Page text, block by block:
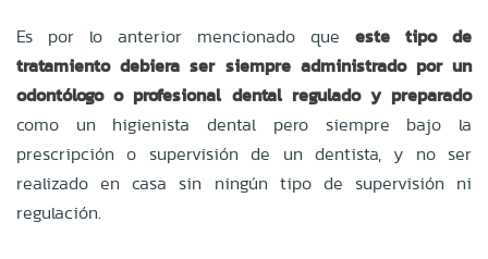
Es por lo anterior mencionado que este tipo de
tratamiento debiera ser siempre administrado por un
odontólogo o profesional dental regulado y preparado
como un higienista dental pero siempre bajo la
prescripción o supervisión de un dentista, y no ser
realizado en casa sin ningún tipo de supervisión ni
regulación.